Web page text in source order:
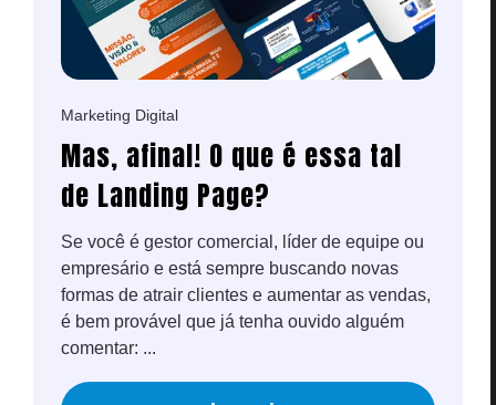
Marketing Digital
Mas, afinal! O que é essa tal
de Landing Page?
Se você é gestor comercial, líder de equipe ou
empresário e está sempre buscando novas
formas de atrair clientes e aumentar as vendas,
é bem provável que já tenha ouvido alguém
comentar: ...